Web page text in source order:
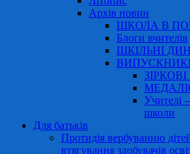
Архів новин
ШКОЛА В
Блоги вчителів
ШКІЛЬНІ
Учителі
школи
Для батьків
Протидія вербуванню
втягування здобувачів